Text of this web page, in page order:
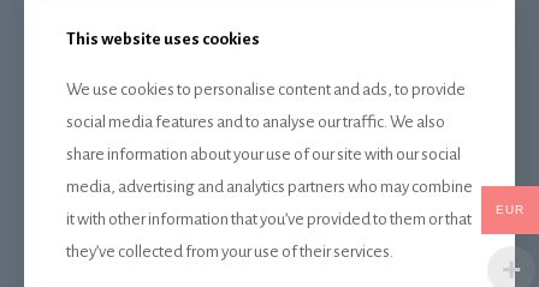
DESPRE NOI
Plata
Politica de confidentialitate
EUR
This website uses cookies
We use cookies to personalise content and ads, to provide
social media features and to analyse our traffic. We also
share information about your use of our site with our social
media, advertising and analytics partners who may combine
it with other information that you’ve provided to them or that
they’ve collected from your use of their services.